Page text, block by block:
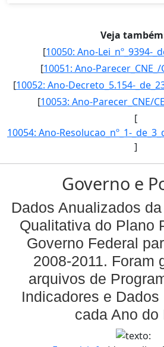
Veja
[10050: Ano-Lei_nº_9394-
[10051: Ano-Parecer_CNE_/
[10052: Ano-Decreto_5.154-
[10053: Ano-Parecer_CNE/
[
]
Governo e
Dados Anualizados
Qualitativa do Plano
Governo Federal
2008-2011. Foram
arquivos de
Indicadores e
cada Ano do